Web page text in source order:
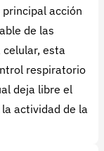
acción
de las
esta
respiratorio
deja libre el
actividad de la